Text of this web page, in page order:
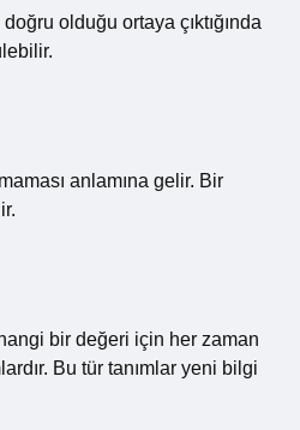
olduğu ortaya çıktığında
anlamına gelir. Bir
bir değeri için her zaman
Bu tür tanımlar yeni bilgi